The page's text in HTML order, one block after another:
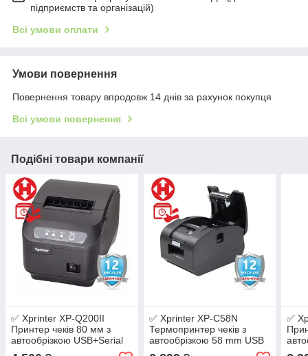
підприємств та організацій)
Всі умови оплати
Умови повернення
Повернення товару впродовж 14 днів за рахунок покупця
Всі умови повернення
Подібні товари компанії
✅ Xprinter XP-Q200II
Принтер чеків 80 мм з
автообрізкою USB+Serial
✅ Xprinter XP-C58N
Термопринтер чеків з
автообрізкою 58 mm USB
версії (чоковий принтер)
✅